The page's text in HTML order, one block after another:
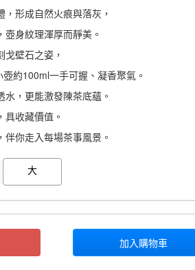
形成自然火痕與落灰，
身紋理渾厚而靜美。
戈壁石之姿，
約100ml一手可握、凝香聚氣。
，更能激發陳茶底蘊。
收藏價值。
你走入每場茶事風景。
GOODS000000000000000321481
大
加入購物車